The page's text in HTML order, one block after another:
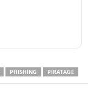
PHISHING PIRATAGE